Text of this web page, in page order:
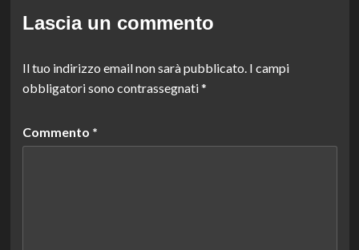
Lascia un commento
Il tuo indirizzo email non sarà pubblicato. I campi
obbligatori sono contrassegnati*
Commento *